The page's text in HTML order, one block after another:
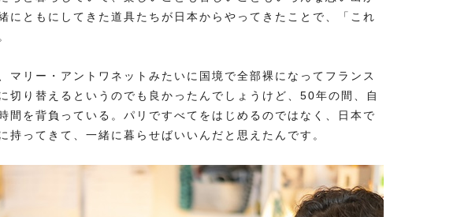
にともにしてきた道具たちが日本からやってきたことで、「これ
マリー・アントワネットみたいに国境で全部裸になってフランス
切り替えるというのでも良かったんでしょうけど、50年の間、自
間を背負っている。パリですべてをはじめるのではなく、日本で
持ってきて、一緒に暮らせばいいんだと思えたんです。